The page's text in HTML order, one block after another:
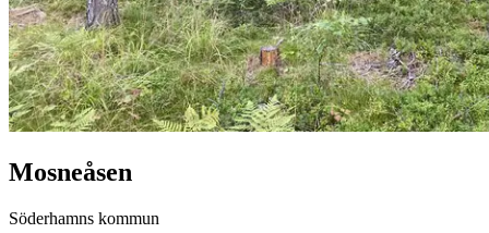
Mosneåsen
Söderhamns kommun